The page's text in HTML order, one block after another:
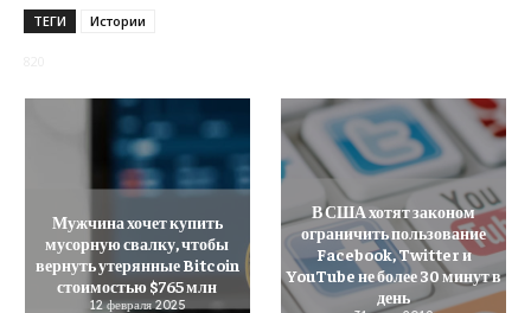
ТЕГИ Истории
Мужчина хочет купить
мусорную свалку, чтобы
вернуть утерянные Bitcoin
стоимостью $765 млн
12 февраля 2025
В США хотят законом
ограничить пользование
Facebook, Twitter и
YouTube не более 30 минут в
день